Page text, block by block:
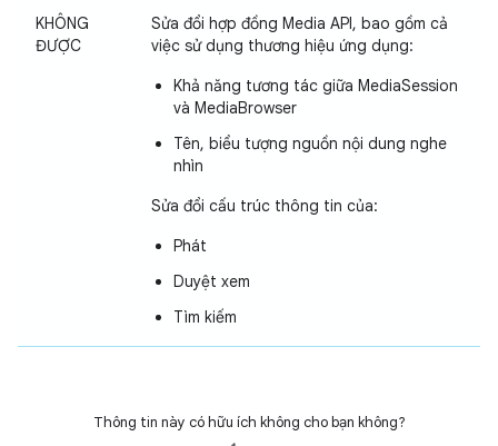
KHÔNG
ĐƯỢC
Sửa đổi hợp đồng Media API, bao gồm cả
việc sử dụng thương hiệu ứng dụng:
Khả năng tương tác giữa MediaSession
và MediaBrowser
Tên, biểu tượng nguồn nội dung nghe
nhìn
Sửa đổi cấu trúc thông tin của:
Phát
Duyệt xem
Tìm kiếm
Thông tin này có hữu ích không cho bạn không?